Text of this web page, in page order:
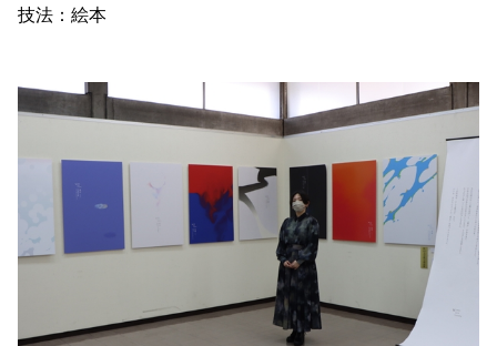
技法：絵本